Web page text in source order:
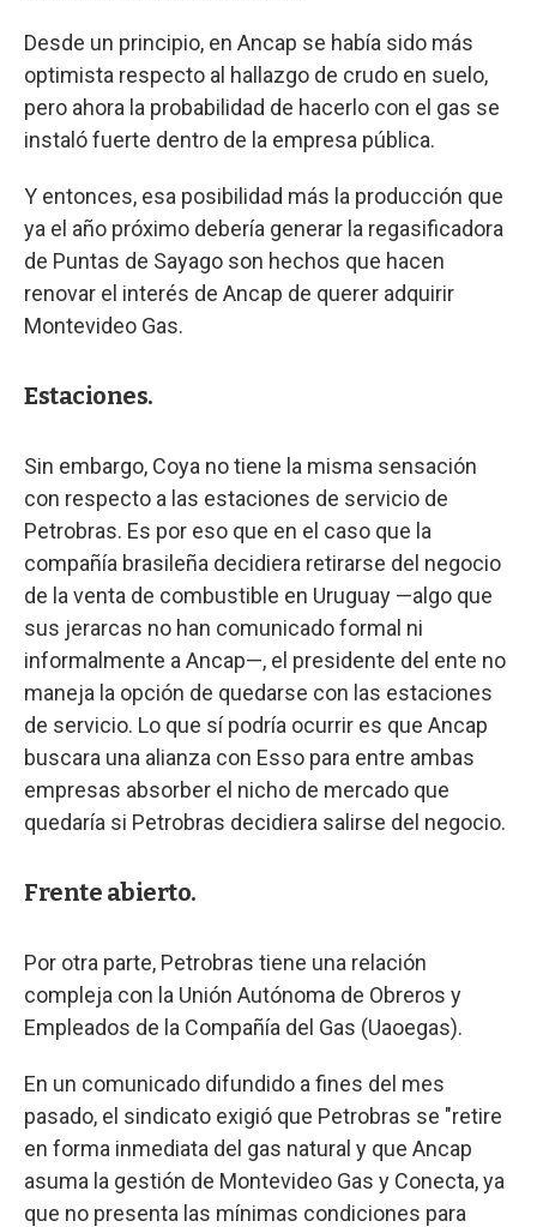
Desde un principio, en Ancap se había sido más
optimista respecto al hallazgo de crudo en suelo,
pero ahora la probabilidad de hacerlo con el gas se
instaló fuerte dentro de la empresa pública.
Y entonces, esa posibilidad más la producción que
ya el año próximo debería generar la regasificadora
de Puntas de Sayago son hechos que hacen
renovar el interés de Ancap de querer adquirir
Montevideo Gas.
Estaciones.
Sin embargo, Coya no tiene la misma sensación
con respecto a las estaciones de servicio de
Petrobras. Es por eso que en el caso que la
compañía brasileña decidiera retirarse del negocio
de la venta de combustible en Uruguay —algo que
sus jerarcas no han comunicado formal ni
informalmente a Ancap—, el presidente del ente no
maneja la opción de quedarse con las estaciones
de servicio. Lo que sí podría ocurrir es que Ancap
buscara una alianza con Esso para entre ambas
empresas absorber el nicho de mercado que
quedaría si Petrobras decidiera salirse del negocio.
Frente abierto.
Por otra parte, Petrobras tiene una relación
compleja con la Unión Autónoma de Obreros y
Empleados de la Compañía del Gas (Uaoegas).
En un comunicado difundido a fines del mes
pasado, el sindicato exigió que Petrobras se "retire
en forma inmediata del gas natural y que Ancap
asuma la gestión de Montevideo Gas y Conecta, ya
que no presenta las mínimas condiciones para